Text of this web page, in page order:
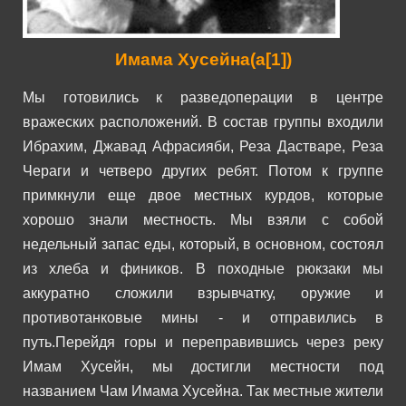
Имама Хусейна(а[1])
Мы готовились к разведоперации в центре
вражеских расположений. В состав группы входили
Ибрахим, Джавад Афрасияби, Реза Дастваре, Реза
Чераги и четверо других ребят. Потом к группе
примкнули еще двое местных курдов, которые
хорошо знали местность.
Мы взяли с собой
недельный запас еды, который, в основном, состоял
из хлеба и фиников. В походные рюкзаки мы
аккуратно сложили взрывчатку, оружие и
противотанковые мины - и отправились в
путь.Перейдя горы и переправившись через реку
Имам Хусейн, мы достигли местности под
названием Чам Имама Хусейна. Так местные жители